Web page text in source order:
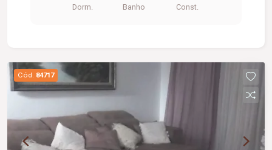
Dorm. Banho Const.
Cód. 84717